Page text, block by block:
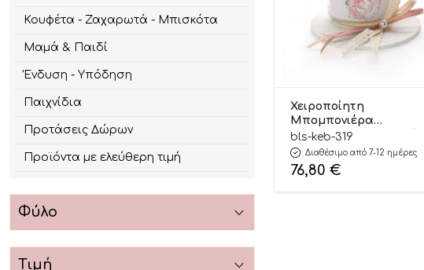
Κουφέτα - Ζαχαρωτά - Μπισκότα
Μαμά & Παιδί
Ένδυση - Υπόδηση
Παιχνίδια
Προτάσεις Δώρων
Προϊόντα με ελεύθερη τιμή
Φύλο
Τιμή
Χειροποίητη
Μπομπονιέρα
Βάπτισης Αρωματικό
Κερί σε Ξύλινη Βάση με
Κύκνο για Κορίτσια
ΚΕΒ-319 (Υ:7 cm Π:6 cm)
bls-keb-319
Διαθέσιμο από 7-12 ημέρες
76,80 €